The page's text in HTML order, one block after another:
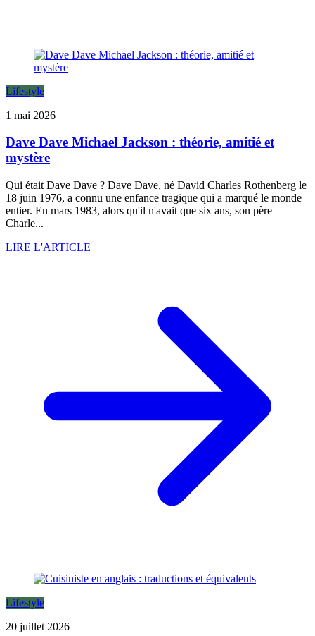
Lifestyle
1 mai 2026
Dave Dave Michael Jackson : théorie, amitié et
mystère
Qui était Dave Dave ? Dave Dave, né David Charles Rothenberg le
18 juin 1976, a connu une enfance tragique qui a marqué le monde
entier. En mars 1983, alors qu'il n'avait que six ans, son père
Charle...
LIRE L'ARTICLE
Lifestyle
20 juillet 2026